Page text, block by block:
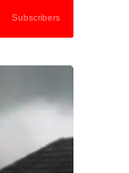
Subscribers